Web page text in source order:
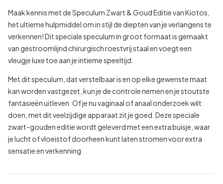
Maak kennis met de Speculum Zwart & Goud Editie van Kiotos,
het ultieme hulpmiddel om in stijl de diepten van je verlangens te
verkennen! Dit speciale speculum in groot formaat is gemaakt
van gestroomlijnd chirurgisch roestvrij staal en voegt een
vleugje luxe toe aan je intieme speeltijd.
Met dit speculum, dat verstelbaar is en op elke gewenste maat
kan worden vastgezet, kun je de controle nemen en je stoutste
fantasieën uitleven. Of je nu vaginaal of anaal onderzoek wilt
doen, met dit veelzijdige apparaat zit je goed. Deze speciale
zwart-gouden editie wordt geleverd met een extra buisje, waar
je lucht of vloeistof doorheen kunt laten stromen voor extra
sensatie en verkenning.